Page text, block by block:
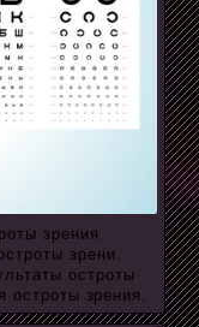
зрения
зрени.
остроты
остроты зрения.